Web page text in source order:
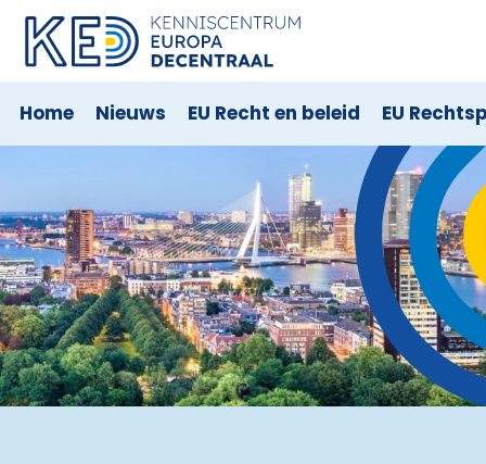
Home Nieuws EU Recht en beleid EU